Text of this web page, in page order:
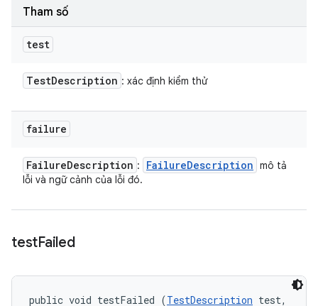
Tham số
test
TestDescription : xác định kiểm thử
failure
FailureDescription : FailureDescription mô tả
lỗi và ngữ cảnh của lỗi đó.
testFailed
public void testFailed (TestDescription test,